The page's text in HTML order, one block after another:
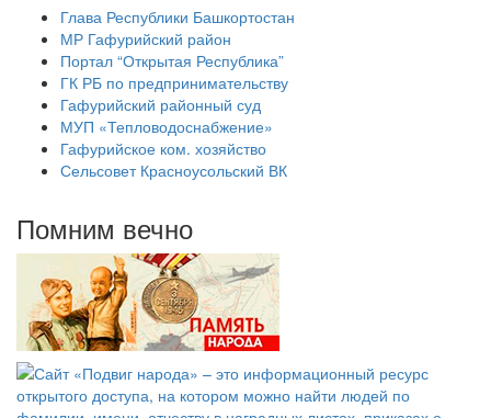
Глава Республики Башкортостан
МР Гафурийский район
Портал “Открытая Республика”
ГК РБ по предпринимательству
Гафурийский районный суд
МУП «Тепловодоснабжение»
Гафурийское ком. хозяйство
Сельсовет Красноусольский ВК
Помним вечно